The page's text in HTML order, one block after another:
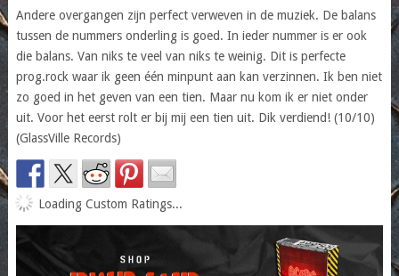
Andere overgangen zijn perfect verweven in de muziek. De balans
tussen de nummers onderling is goed. In ieder nummer is er ook
die balans. Van niks te veel van niks te weinig. Dit is perfecte
prog.rock waar ik geen één minpunt aan kan verzinnen. Ik ben niet
zo goed in het geven van een tien. Maar nu kom ik er niet onder
uit. Voor het eerst rolt er bij mij een tien uit. Dik verdiend! (10/10)
(GlassVille Records)
Loading Custom Ratings...